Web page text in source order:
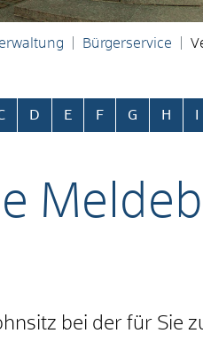
Bürgerservice
überspringen
D E F G H
bei der für Sie